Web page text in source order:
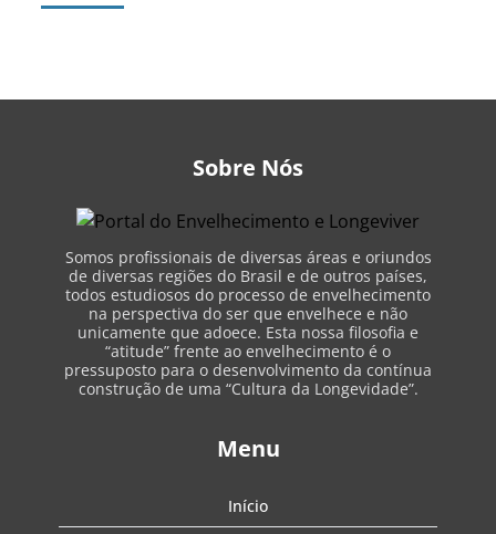
Sobre Nós
Somos profissionais de diversas áreas e oriundos
de diversas regiões do Brasil e de outros países,
todos estudiosos do processo de envelhecimento
na perspectiva do ser que envelhece e não
unicamente que adoece. Esta nossa filosofia e
“atitude” frente ao envelhecimento é o
pressuposto para o desenvolvimento da contínua
construção de uma “Cultura da Longevidade”.
Menu
Início